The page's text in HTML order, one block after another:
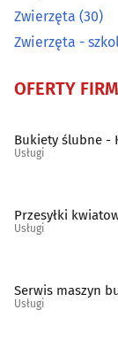
Sprzątanie(45)
Szklarze
Telefony -
Zwierzęta (30)
Zwierzęta -
OFERTY FIRM
Bukiety ślubne -
Usługi
Przesyłki
Usługi
Serwis maszyn
Usługi